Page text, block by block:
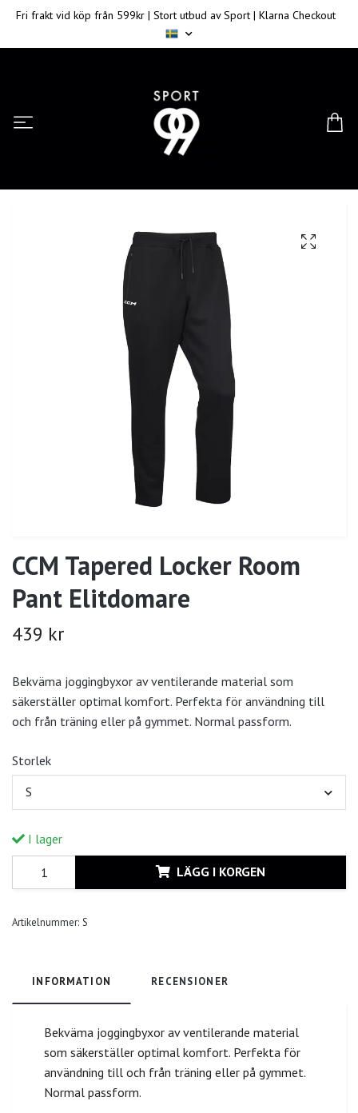
Fri frakt vid köp från 599kr | Stort utbud av Sport | Klarna Checkout
CCM Tapered Locker Room
Pant Elitdomare
439 kr
Bekväma joggingbyxor av ventilerande material som
säkerställer optimal komfort. Perfekta för användning till
och från träning eller på gymmet. Normal passform.
Storlek
S
I lager
LÄGG I KORGEN
Artikelnummer: S
INFORMATION RECENSIONER
Bekväma joggingbyxor av ventilerande material
som säkerställer optimal komfort. Perfekta för
användning till och från träning eller på gymmet.
Normal passform.